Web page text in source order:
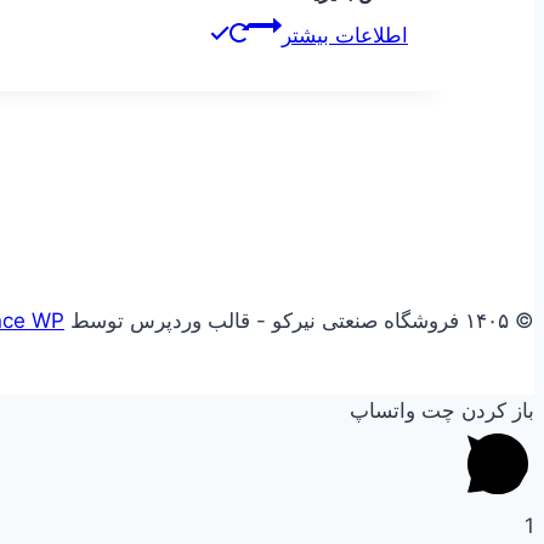
اطلاعات بیشتر
© ۱۴۰۵ فروشگاه صنعتی نیرکو - قالب وردپرس توسط WP
باز کردن چت واتساپ
1